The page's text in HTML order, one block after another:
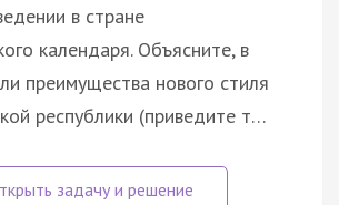
в стране
календаря. Объясните, в
преимущества нового стиля
республики (приведите т…